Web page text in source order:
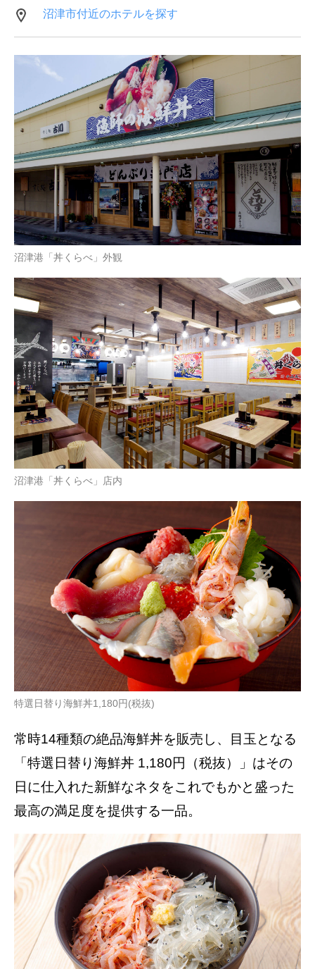
沼津市付近のホテルを探す
沼津港「丼くらべ」外観
沼津港「丼くらべ」店内
特選日替り海鮮丼1,180円(税抜)
常時14種類の絶品海鮮丼を販売し、⽬⽟となる
「特選⽇替り海鮮丼 1,180円（税抜）」はその
⽇に仕⼊れた新鮮なネタをこれでもかと盛った
最⾼の満⾜度を提供する⼀品。